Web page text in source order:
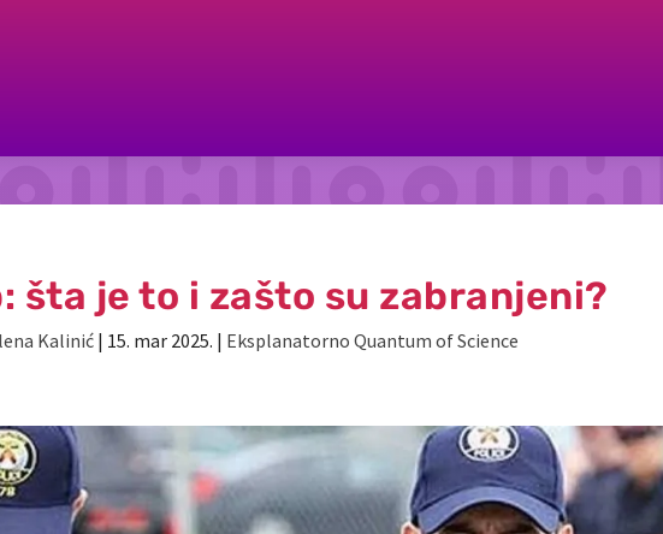
šta je to i zašto su zabranjeni?
Kalinić| 15. mar 2025. | Eksplanatorno Quantum of Science